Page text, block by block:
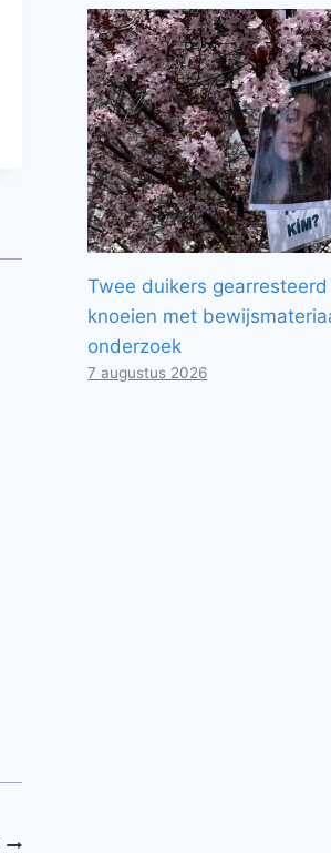
Twee duikers
knoeien met
onderzoek
7 augustus 2026